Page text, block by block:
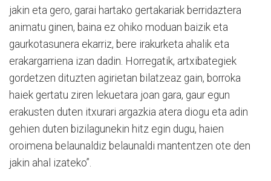
jakin eta gero, garai hartako gertakariak berridaztera
animatu ginen, baina ez ohiko moduan baizik eta
gaurkotasunera ekarriz, bere irakurketa ahalik eta
erakargarriena izan dadin. Horregatik, artxibategiek
gordetzen dituzten agirietan bilatzeaz gain, borroka
haiek gertatu ziren lekuetara joan gara, gaur egun
erakusten duten itxurari argazkia atera diogu eta adin
gehien duten bizilagunekin hitz egin dugu, haien
oroimena belaunaldiz belaunaldi mantentzen ote den
jakin ahal izateko”.